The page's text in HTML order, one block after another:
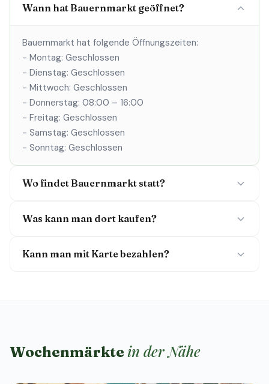
Wann hat Bauernmarkt geöffnet?
Bauernmarkt hat folgende Öffnungszeiten:
- Montag: Geschlossen
- Dienstag: Geschlossen
- Mittwoch: Geschlossen
- Donnerstag: 08:00 – 16:00
- Freitag: Geschlossen
- Samstag: Geschlossen
- Sonntag: Geschlossen
Wo findet Bauernmarkt statt?
Was kann man dort kaufen?
Kann man mit Karte bezahlen?
Wochenmärkte in der Nähe